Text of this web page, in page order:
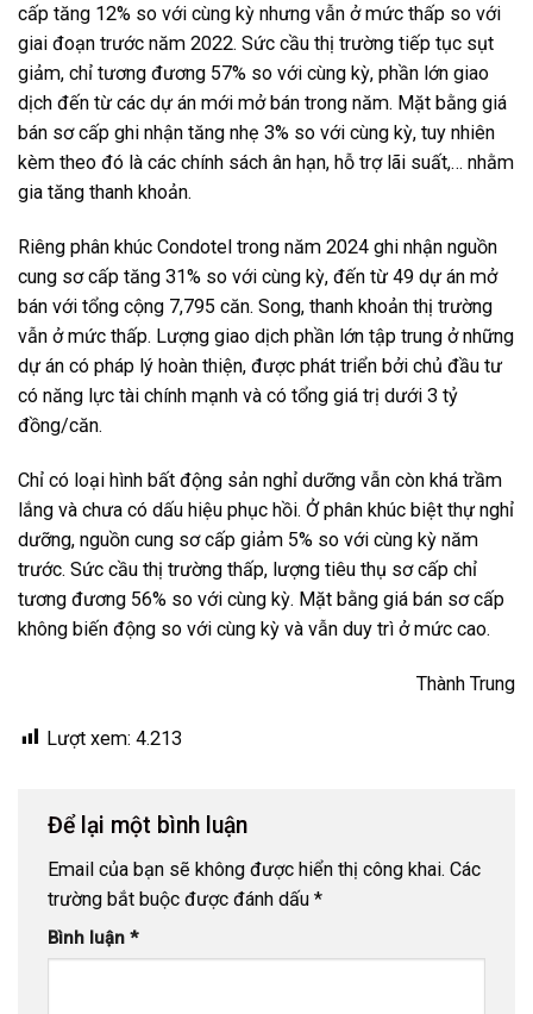
cấp tăng 12% so với cùng kỳ nhưng vẫn ở mức thấp so với
giai đoạn trước năm 2022. Sức cầu thị trường tiếp tục sụt
giảm, chỉ tương đương 57% so với cùng kỳ, phần lớn giao
dịch đến từ các dự án mới mở bán trong năm. Mặt bằng giá
bán sơ cấp ghi nhận tăng nhẹ 3% so với cùng kỳ, tuy nhiên
kèm theo đó là các chính sách ân hạn, hỗ trợ lãi suất,… nhằm
gia tăng thanh khoản.
Riêng phân khúc Condotel trong năm 2024 ghi nhận nguồn
cung sơ cấp tăng 31% so với cùng kỳ, đến từ 49 dự án mở
bán với tổng cộng 7,795 căn. Song, thanh khoản thị trường
vẫn ở mức thấp. Lượng giao dịch phần lớn tập trung ở những
dự án có pháp lý hoàn thiện, được phát triển bởi chủ đầu tư
có năng lực tài chính mạnh và có tổng giá trị dưới 3 tỷ
đồng/căn.
Chỉ có loại hình bất động sản nghỉ dưỡng vẫn còn khá trầm
lắng và chưa có dấu hiệu phục hồi. Ở phân khúc biệt thự nghỉ
dưỡng, nguồn cung sơ cấp giảm 5% so với cùng kỳ năm
trước. Sức cầu thị trường thấp, lượng tiêu thụ sơ cấp chỉ
tương đương 56% so với cùng kỳ. Mặt bằng giá bán sơ cấp
không biến động so với cùng kỳ và vẫn duy trì ở mức cao.
Thành Trung
Lượt xem: 4.213
Để lại một bình luận
Email của bạn sẽ không được hiển thị công khai. Các
trường bắt buộc được đánh dấu *
Bình luận *